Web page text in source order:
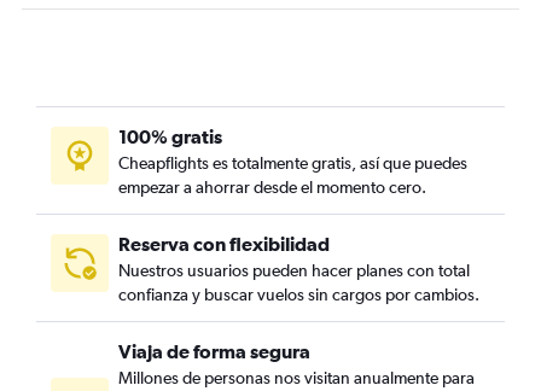
100% gratis
Cheapflights es totalmente gratis, así que puedes
empezar a ahorrar desde el momento cero.
Reserva con flexibilidad
Nuestros usuarios pueden hacer planes con total
confianza y buscar vuelos sin cargos por cambios.
Viaja de forma segura
Millones de personas nos visitan anualmente para